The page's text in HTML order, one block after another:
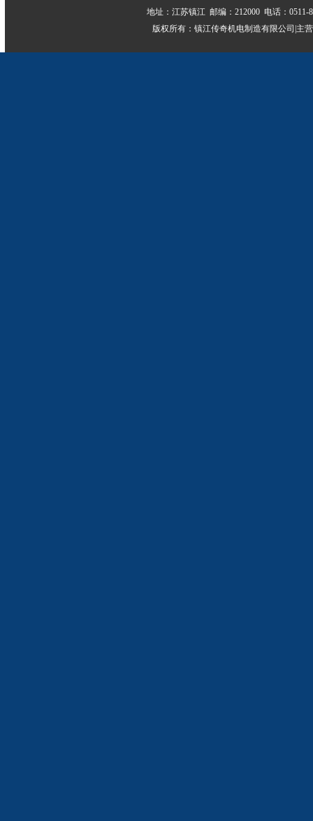
地址：江苏镇江 邮编：212000 电话：0511-
版权所有：镇江传奇机电制造有限公司|主